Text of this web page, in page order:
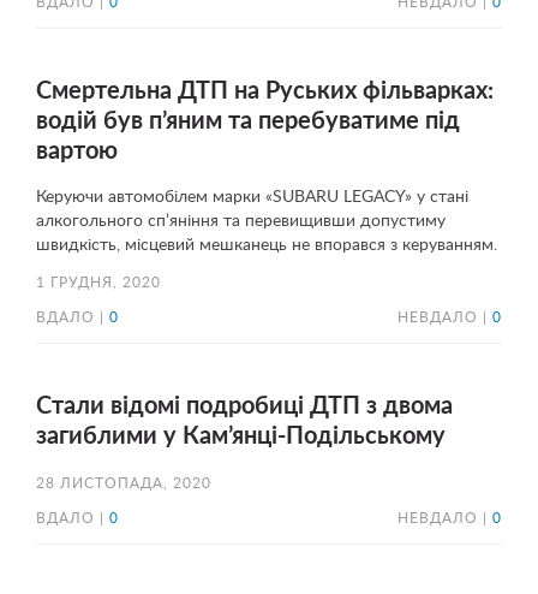
ВДАЛО | 0 НЕВДАЛО | 0
Смертельна ДТП на Руських фільварках:
водій був п’яним та перебуватиме під
вартою
Керуючи автомобілем марки «SUBARU LEGACY» у стані
алкогольного сп’яніння та перевищивши допустиму
швидкість, місцевий мешканець не впорався з керуванням.
1 ГРУДНЯ, 2020
ВДАЛО | 0 НЕВДАЛО | 0
Стали відомі подробиці ДТП з двома
загиблими у Кам’янці-Подільському
28 ЛИСТОПАДА, 2020
ВДАЛО | 0 НЕВДАЛО | 0